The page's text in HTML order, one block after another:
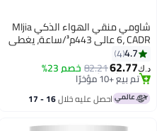
شاومي منقي الهواء الذكي MIjia
6، CADR عالي 443م³/ساعة، يغطي
الغرف حتى 87.5م²، فلترة HEPA 5
في 1، تطبيق ذكي وتحكم صوتي،
منقي هواء هادئ للغبار والدخان
وحبوب اللقاح ووبر الحيوانات الأليفة
4.7
4
د.ك‏62.77
82.21خصم 23% بتخلّص بسرعة
تم بيع +10 مؤخرًا
بتخلّص بسرعة
احصل عليه خلال 16 - 17